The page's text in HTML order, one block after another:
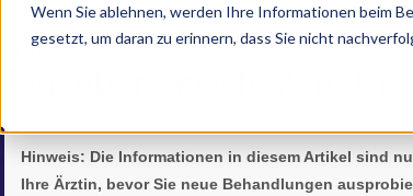
Wenn Sie ablehnen, werden Ihre Informationen beim
gesetzt, um daran zu erinnern, dass Sie nicht
29.01.2026
Tagsüber einschlafen:
Hinweis: Die Informationen in diesem Artikel sind
Ihre Ärztin, bevor Sie neue Behandlungen